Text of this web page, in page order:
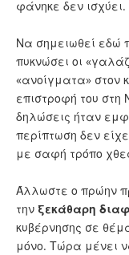
φάνηκε δεν ισχύει.
Να σημειωθεί εδώ
πυκνώσει οι
«ανοίγματα» στον
επιστροφή του στη
δηλώσεις ήταν
περίπτωση δεν
με σαφή τρόπο
Άλλωστε ο πρώην
την ξεκάθαρη
κυβέρνησης σε
μόνο. Τώρα μένει